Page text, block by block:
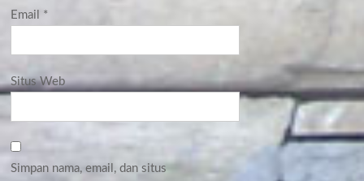
Email *
Situs Web
Simpan nama, email, dan situs